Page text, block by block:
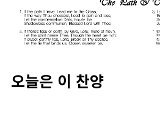
오늘은 이 찬양